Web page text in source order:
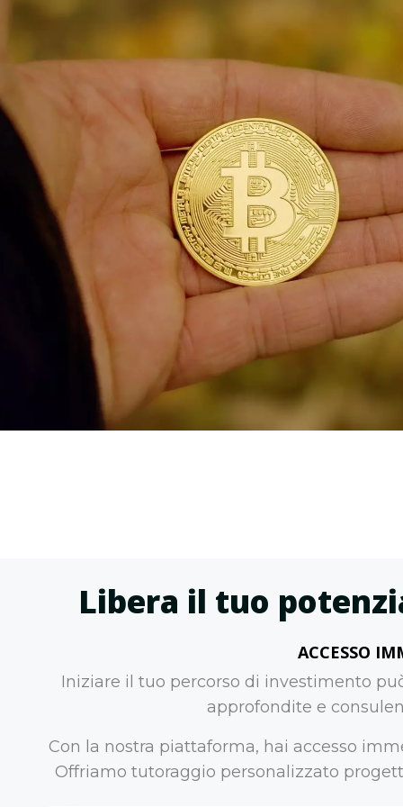
Libera il tuo
ACCESSO
Iniziare il tuo percorso di investimento
approfondite e
Con la nostra piattaforma, hai accesso
Offriamo tutoraggio personalizzato